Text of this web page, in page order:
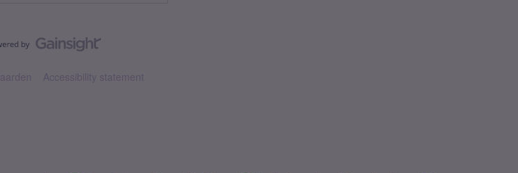
Accessibility statement